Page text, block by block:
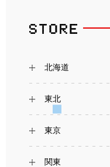
北海道
東北
東京
関東